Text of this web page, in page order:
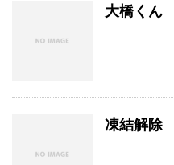
大橋くん
凍結解除